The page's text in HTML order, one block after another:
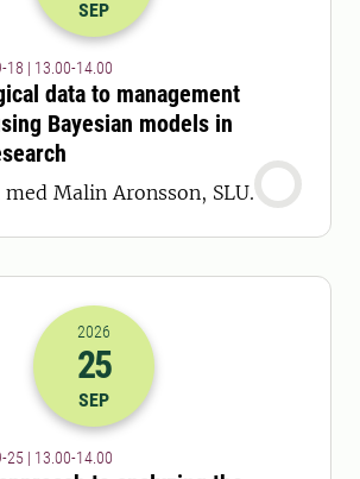
SEP
18 | 13.00-14.00
data to management
Bayesian models in
Malin Aronsson, SLU.
2026-25-09 11:00
2026
25
SEP
25 | 13.00-14.00